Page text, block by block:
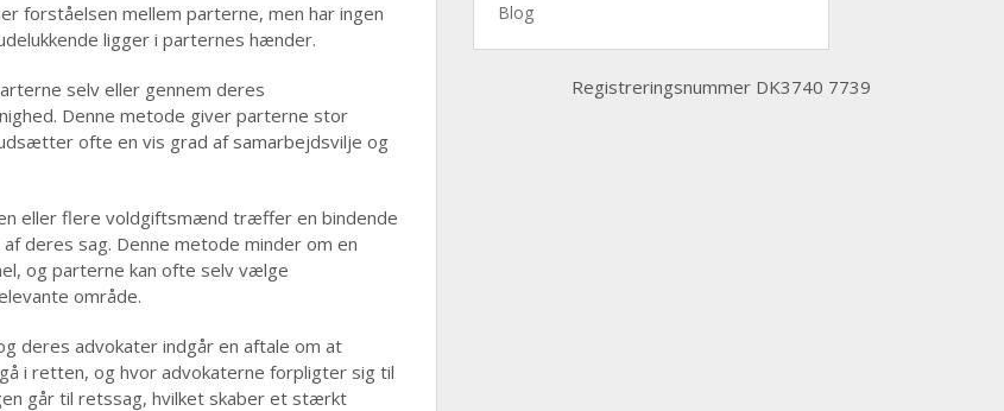
forståelsen mellem parterne, men har ingen
ligger i parternes hænder.
selv eller gennem deres
Denne metode giver parterne stor
ofte en vis grad af samarbejdsvilje og
eller flere voldgiftsmænd træffer en bindende
deres sag. Denne metode minder om en
og parterne kan ofte selv vælge
område.
deres advokater indgår en aftale om at
i retten, og hvor advokaterne forpligter sig til
går til retssag, hvilket skaber et stærkt
Blog
Registreringsnummer DK3740 7739